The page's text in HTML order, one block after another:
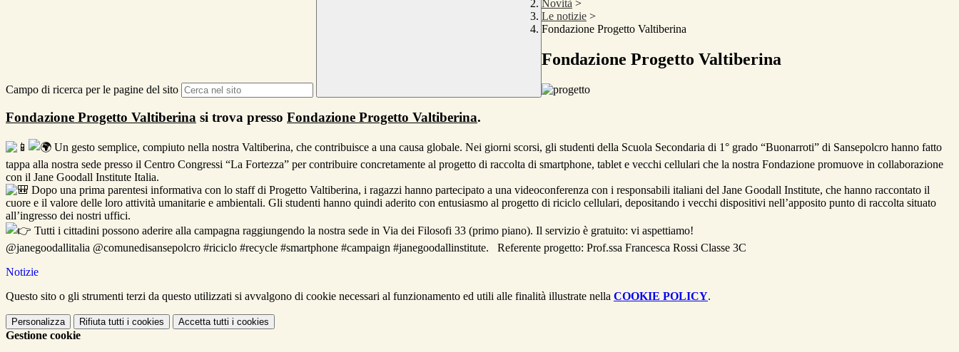
Campo di ricerca per le pagine del sito
Novità >
Le notizie >
Fondazione Progetto Valtiberina
Fondazione Progetto Valtiberina
Fondazione Progetto Valtiberina si trova presso Fondazione Progetto Valtiberina.
Un gesto semplice, compiuto nella nostra Valtiberina, che contribuisce a una causa globale. Nei giorni scorsi, gli studenti della Scuola Secondaria di 1° grado “Buonarroti” di Sansepolcro hanno fatto
tappa alla nostra sede presso il Centro Congressi “La Fortezza” per contribuire concretamente al progetto di raccolta di smartphone, tablet e vecchi cellulari che la nostra Fondazione promuove in collaborazione
con il Jane Goodall Institute Italia.
Dopo una prima parentesi informativa con lo staff di Progetto Valtiberina, i ragazzi hanno partecipato a una videoconferenza con i responsabili italiani del Jane Goodall Institute, che hanno raccontato il
cuore e il valore delle loro attività umanitarie e ambientali. Gli studenti hanno quindi aderito con entusiasmo al progetto di riciclo cellulari, depositando i vecchi dispositivi nell’apposito punto di raccolta situato
all’ingresso dei nostri uffici.
Tutti i cittadini possono aderire alla campagna raggiungendo la nostra sede in Via dei Filosofi 33 (primo piano). Il servizio è gratuito: vi aspettiamo!
@janegoodallitalia @comunedisansepolcro #riciclo #recycle #smartphone #campaign #janegoodallinstitute. Referente progetto: Prof.ssa Francesca Rossi Classe 3C
Notizie
Questo sito o gli strumenti terzi da questo utilizzati si avvalgono di cookie necessari al funzionamento ed utili alle finalità illustrate nella COOKIE POLICY.
Personalizza Rifiuta tutti i cookies Accetta tutti i cookies
Gestione cookie